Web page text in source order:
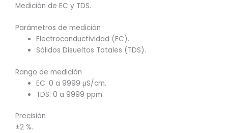
Medición de EC y TDS.
Parámetros de medición
Electroconductividad (EC).
Sólidos Disueltos Totales (TDS).
Rango de medición
EC: 0 a 9999 µS/cm.
TDS: 0 a 9999 ppm.
Precisión
±2 %.